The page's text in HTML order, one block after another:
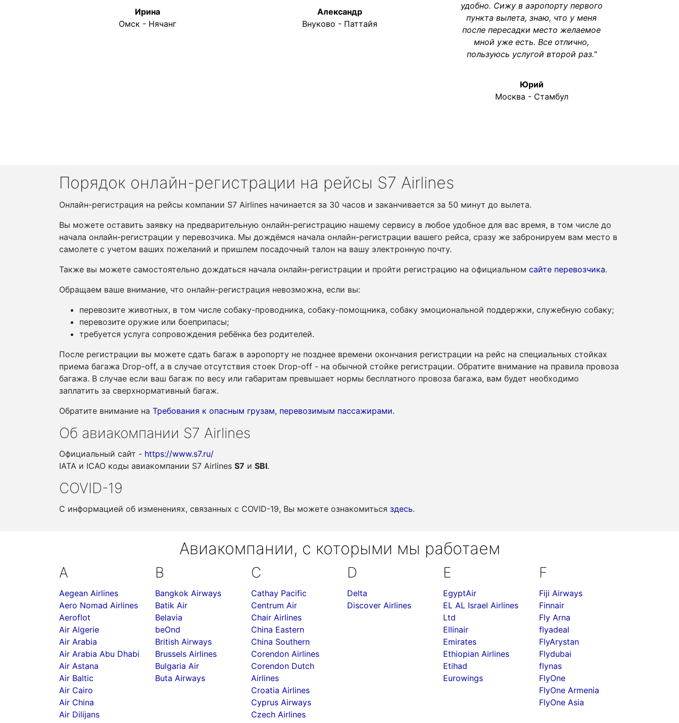
Ирина
Омск - Нячанг
Александр
Внуково - Паттайя
удобно. Сижу в аэропорту первого
пункта вылета, знаю, что у меня
после пересадки место желаемое
мной уже есть. Все отлично,
пользуюсь услугой второй раз."
Юрий
Москва - Стамбул
Порядок онлайн-регистрации на рейсы S7 Airlines
Онлайн-регистрация на рейсы компании S7 Airlines начинается за 30 часов и заканчивается за 50 минут до вылета.
Вы можете оставить заявку на предварительную онлайн-регистрацию нашему сервису в любое удобное для вас время, в том числе до
начала онлайн-регистрации у перевозчика. Мы дождёмся начала онлайн-регистрации вашего рейса, сразу же забронируем вам место в
самолете с учетом ваших пожеланий и пришлем посадочный талон на вашу электронную почту.
Также вы можете самостоятельно дождаться начала онлайн-регистрации и пройти регистрацию на официальном сайте перевозчика.
Обращаем ваше внимание, что онлайн-регистрация невозможна, если вы:
перевозите животных, в том числе собаку-проводника, собаку-помощника, собаку эмоциональной поддержки, служебную собаку;
перевозите оружие или боеприпасы;
требуется услуга сопровождения ребёнка без родителей.
После регистрации вы можете сдать багаж в аэропорту не позднее времени окончания регистрации на рейс на специальных стойках
приема багажа Drop-off, а в случае отсутствия стоек Drop-off - на обычной стойке регистрации. Обратите внимание на правила провоза
багажа. В случае если ваш багаж по весу или габаритам превышает нормы бесплатного провоза багажа, вам будет необходимо
заплатить за сверхнормативный багаж.
Обратите внимание на Требования к опасным грузам, перевозимым пассажирами.
Об авиакомпании S7 Airlines
Официальный сайт - https://www.s7.ru/
IATA и ICAO коды авиакомпании S7 Airlines S7 и SBI.
COVID-19
С информацией об изменениях, связанных c COVID-19, Вы можете ознакомиться здесь.
Авиакомпании, с которыми мы работаем
A
Aegean Airlines
Aero Nomad Airlines
Aeroflot
Air Algerie
Air Arabia
Air Arabia Abu Dhabi
Air Astana
Air Baltic
Air Cairo
Air China
Air Dilijans
B
Bangkok Airways
Batik Air
Belavia
beOnd
British Airways
Brussels Airlines
Bulgaria Air
Buta Airways
C
Cathay Pacific
Centrum Air
Chair Airlines
China Eastern
China Southern
Corendon Airlines
Corendon Dutch
Airlines
Croatia Airlines
Cyprus Airways
Czech Airlines
D
Delta
Discover Airlines
E
EgyptAir
EL AL Israel Airlines
Ltd
Ellinair
Emirates
Ethiopian Airlines
Etihad
Eurowings
F
Fiji Airways
Finnair
Fly Arna
flyadeal
FlyArystan
Flydubai
flynas
FlyOne
FlyOne Armenia
FlyOne Asia